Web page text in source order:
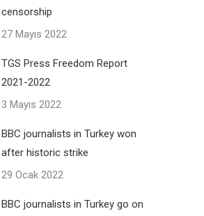
censorship
27 Mayıs 2022
TGS Press Freedom Report
2021-2022
3 Mayıs 2022
BBC journalists in Turkey won
after historic strike
29 Ocak 2022
BBC journalists in Turkey go on